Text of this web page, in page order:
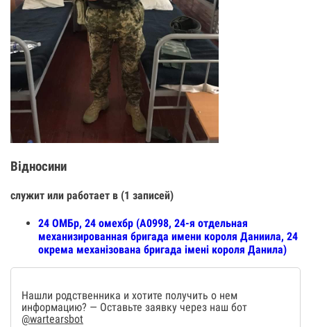
Відносини
служит или работает в (1 записей)
24 ОМБр, 24 омехбр (А0998, 24-я отдельная
механизированная бригада имени короля Даниила, 24
окрема механізована бригада імені короля Данила)
Нашли родственника и хотите получить о нем
информацию? — Оставьте заявку через наш бот
@wartearsbot